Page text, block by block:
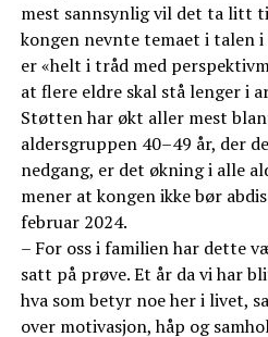
mest sannsynlig vil det ta litt
kongen nevnte temaet i talen
er «helt i tråd med
at flere eldre skal stå lenger i
Støtten har økt aller mest
aldersgruppen 40–49 år, der
nedgang, er det økning i alle
mener at kongen ikke bør
februar 2024.
– For oss i familien har dette
satt på prøve. Et år da vi har
hva som betyr noe her i livet,
over motivasjon, håp og